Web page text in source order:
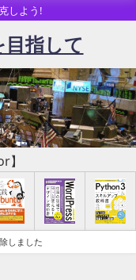
しよう!
指して
】
しました